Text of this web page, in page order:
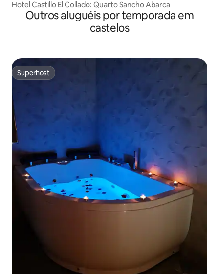
Hotel Castillo El Collado: Quarto Sancho Abarca
Outros aluguéis por temporada em
castelos
Superhost
Superhost